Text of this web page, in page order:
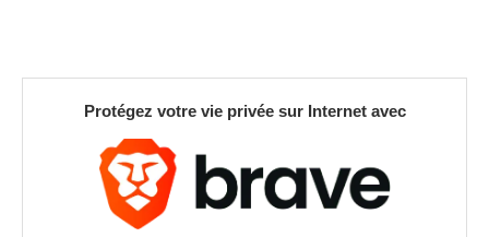
Protégez votre vie privée sur Internet avec